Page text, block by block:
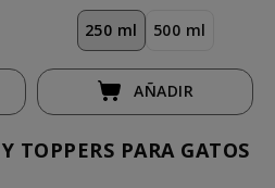
250 ml 500 ml
AÑADIR
TOPPERS PARA GATOS